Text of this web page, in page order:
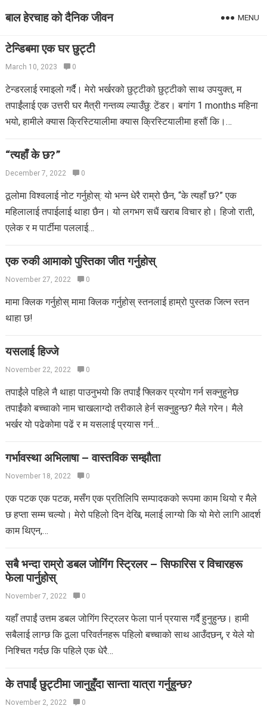
बाल हेरचाह को दैनिक जीवन MENU
टेन्डिबमा एक घर छुट्टी
March 10, 2023 0
टेन्डरलाई रमाइलो गर्दै। मेरो भर्खरको छुट्टीको छुट्टीको साथ उपयुक्त, म
तपाईंलाई एक उत्तरी घर मैत्री गन्तव्य ल्याउँछु: टेंडर। बगांग 1 months महिना
भयो, हामीले क्यास क्रिस्टियालीमा क्यास क्रिस्टियालीमा हसौं कि।…
“त्यहाँ के छ?”
December 7, 2022 0
ठूलोमा विश्वलाई नोट गर्नुहोस्: यो भन्न धेरै राम्रो छैन, “के त्यहाँ छ?” एक
महिलालाई तपाईलाई थाहा छैन। यो लगभग सधैं खराब विचार हो। हिजो राती,
एलेक र म पार्टीमा पललाई…
एक रुकी आमाको पुस्तिका जीत गर्नुहोस्
November 27, 2022 0
मामा क्लिक गर्नुहोस् मामा क्लिक गर्नुहोस् स्तनलाई हाम्रो पुस्तक जित्न स्तन
थाहा छ!
यसलाई हिज्जे
November 22, 2022 0
तपाईंले पहिले नै थाहा पाउनुभयो कि तपाईं फ्लिकर प्रयोग गर्न सक्नुहुनेछ
तपाईंको बच्चाको नाम चाखलाग्दो तरीकाले हेर्न सक्नुहुन्छ? मैले गरेन। मैले
भर्खर यो पढेकोमा पढें र म यसलाई प्रयास गर्न…
गर्भावस्था अभिलाषा – वास्तविक सम्झौता
November 18, 2022 0
एक पटक एक पटक, मसँग एक प्रतिलिपि सम्पादकको रूपमा काम थियो र मैले
छ हप्ता सम्म चल्यो। मेरो पहिलो दिन देखि, मलाई लाग्यो कि यो मेरो लागि आदर्श
काम थिएन,…
सबै भन्दा राम्रो डबल जोगिंग स्ट्रिलर – सिफारिस र विचारहरू
फेला पार्नुहोस्
November 7, 2022 0
यहाँ तपाईं उत्तम डबल जोगिंग स्ट्रिलर फेला पार्न प्रयास गर्दै हुनुहुन्छ। हामी
सबैलाई लाग्छ कि ठूला परिवर्तनहरू पहिलो बच्चाको साथ आउँदछन्, र येले यो
निश्चित गर्दछ कि पहिले एक धेरै…
के तपाईं छुट्टीमा जानुहुँदा सान्ता यात्रा गर्नुहुन्छ?
November 2, 2022 0